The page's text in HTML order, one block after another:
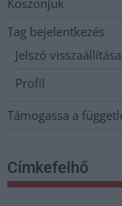
Köszönjük
Tag bejelentkezés
Jelszó visszaállítása
Profil
Támogassa a
Címkefelhő